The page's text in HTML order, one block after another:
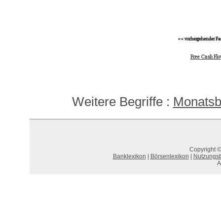
<< vorhergehender
Free Cash
Weitere Begriffe :
Copyright
Banklexikon
Börsenlexikon